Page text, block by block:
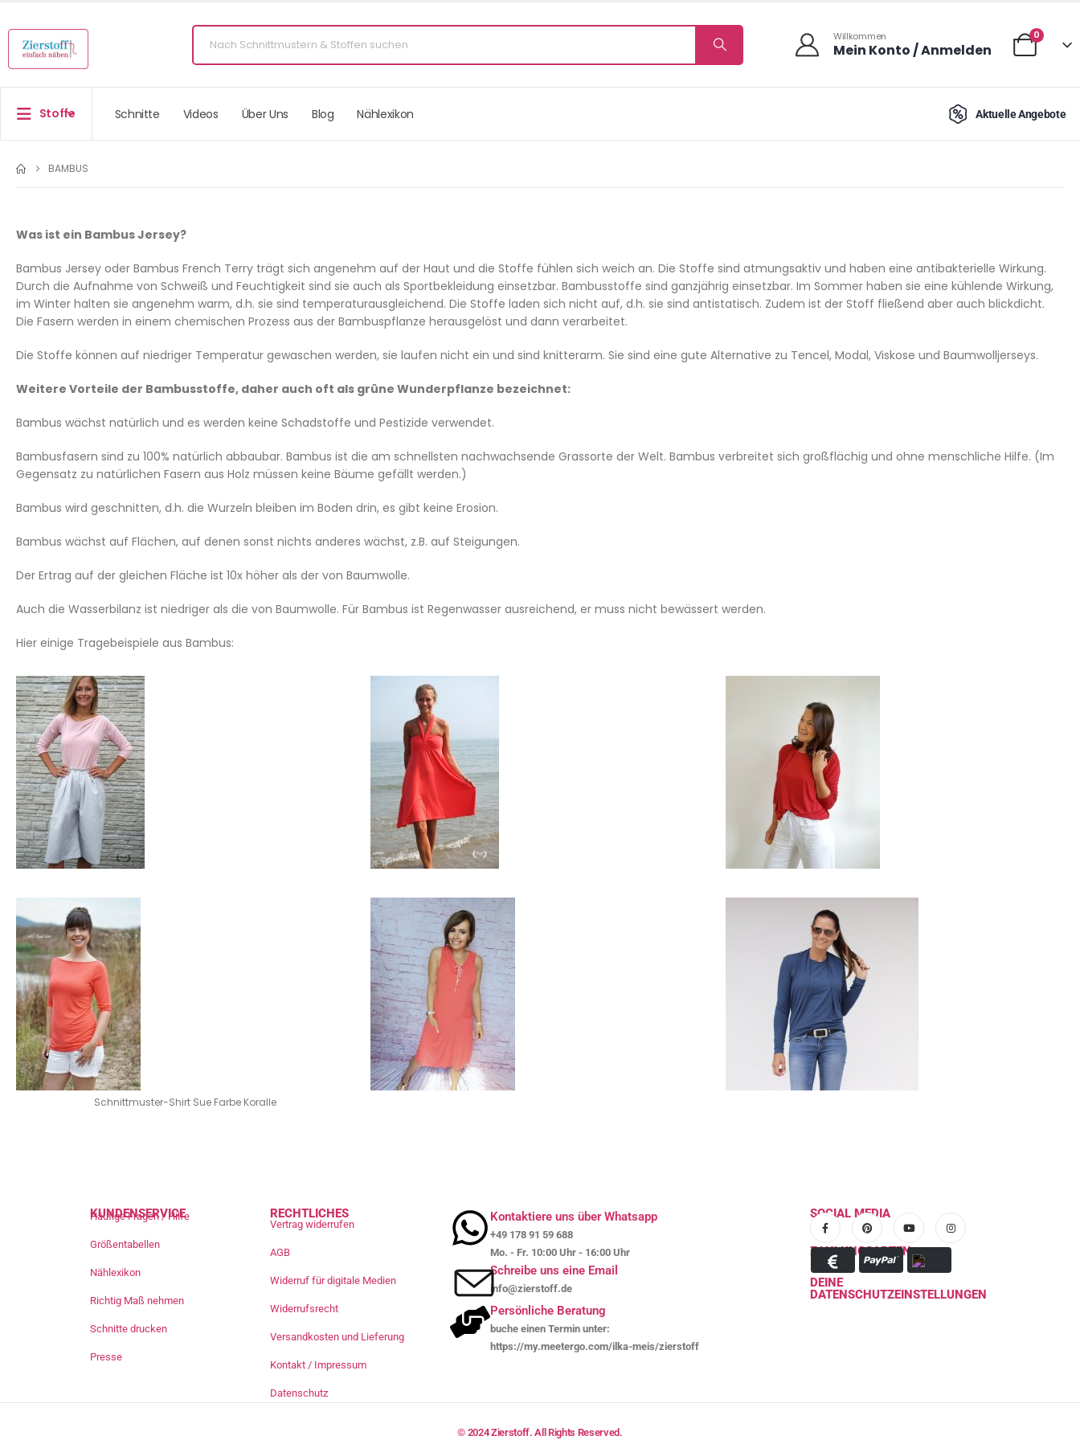
Willkommen
Mein Konto / Anmelden
0
Stoffe Schnitte Videos Über Uns Blog Nählexikon Aktuelle Angebote
BAMBUS
Was ist ein Bambus Jersey?
Bambus Jersey oder Bambus French Terry trägt sich angenehm auf der Haut und die Stoffe fühlen sich weich an. Die Stoffe sind atmungsaktiv und haben eine antibakterielle Wirkung.
Durch die Aufnahme von Schweiß und Feuchtigkeit sind sie auch als Sportbekleidung einsetzbar. Bambusstoffe sind ganzjährig einsetzbar. Im Sommer haben sie eine kühlende Wirkung,
im Winter halten sie angenehm warm, d.h. sie sind temperaturausgleichend. Die Stoffe laden sich nicht auf, d.h. sie sind antistatisch. Zudem ist der Stoff fließend aber auch blickdicht.
Die Fasern werden in einem chemischen Prozess aus der Bambuspflanze herausgelöst und dann verarbeitet.
Die Stoffe können auf niedriger Temperatur gewaschen werden, sie laufen nicht ein und sind knitterarm. Sie sind eine gute Alternative zu Tencel, Modal, Viskose und Baumwolljerseys.
Weitere Vorteile der Bambusstoffe, daher auch oft als grüne Wunderpflanze bezeichnet:
Bambus wächst natürlich und es werden keine Schadstoffe und Pestizide verwendet.
Bambusfasern sind zu 100% natürlich abbaubar. Bambus ist die am schnellsten nachwachsende Grassorte der Welt. Bambus verbreitet sich großflächig und ohne menschliche Hilfe. (Im
Gegensatz zu natürlichen Fasern aus Holz müssen keine Bäume gefällt werden.)
Bambus wird geschnitten, d.h. die Wurzeln bleiben im Boden drin, es gibt keine Erosion.
Bambus wächst auf Flächen, auf denen sonst nichts anderes wächst, z.B. auf Steigungen.
Der Ertrag auf der gleichen Fläche ist 10x höher als der von Baumwolle.
Auch die Wasserbilanz ist niedriger als die von Baumwolle. Für Bambus ist Regenwasser ausreichend, er muss nicht bewässert werden.
Hier einige Tragebeispiele aus Bambus:
Schnittmuster-Shirt Sue Farbe Koralle
KUNDENSERVICE
Häufige Fragen / Hilfe
Größentabellen
Nählexikon
Richtig Maß nehmen
Schnitte drucken
Presse
RECHTLICHES
Vertrag widerrufen
AGB
Widerruf für digitale Medien
Widerrufsrecht
Versandkosten und Lieferung
Kontakt / Impressum
Datenschutz
Kontaktiere uns über Whatsapp
+49 178 91 59 688
Mo. - Fr. 10:00 Uhr - 16:00 Uhr
Schreibe uns eine Email
info@zierstoff.de
Persönliche Beratung
buche einen Termin unter:
https://my.meetergo.com/ilka-meis/zierstoff
SOCIAL MEDIA
ZAHLUNGSARTEN
DEINE
DATENSCHUTZEINSTELLUNGEN
© 2024 Zierstoff. All Rights Reserved.